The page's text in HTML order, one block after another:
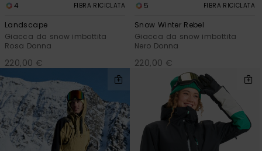
4 FIBRA RICICLATA
Landscape
Giacca da snow imbottita
Rosa Donna
220,00 €
5 FIBRA RICICLATA
Snow Winter Rebel
Giacca da snow imbottita
Nero Donna
220,00 €